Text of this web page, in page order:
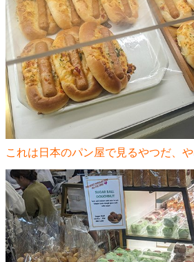
これは日本のパン屋で見るやつだ、